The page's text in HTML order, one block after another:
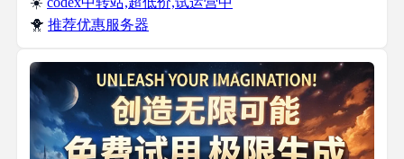
🐥 推荐优惠服务器